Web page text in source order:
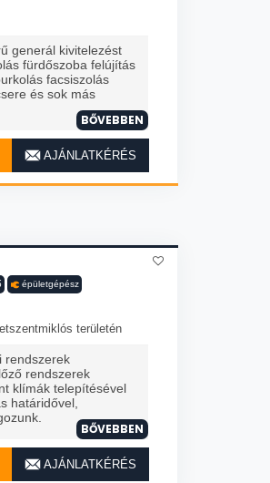
generál kivitelezést
fürdőszoba felújítás
facsiszolás
és sok más
BŐVEBBEN
AJÁNLATKÉRÉS
épületgépész
területén
rendszerek
rendszerek
klímák telepítésével
határidővel,
BŐVEBBEN
AJÁNLATKÉRÉS